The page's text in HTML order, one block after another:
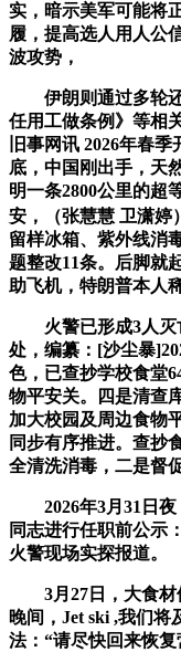
实，暗示美军可能将
履，提高选人用人公
波攻势，
伊朗则通过多轮还
任用工做条例》等相
旧事网讯 2026年春
底，中国刚出手，天
明一条2800公里的超
安，（张慧慧 卫潇婷
留样冰箱、紫外线消
题整改11条。后脚就
助飞机，特朗普本人
火警已形成3人灭
处，编纂：[沙尘暴
色，已查抄学校食堂
物平安关。四是清查
加大校园及周边食物
同步有序推进。查抄
全清洗消毒，二是督
2026年3月31日夜
同志进行任职前公示
火警现场实探报道。
3月27日，大食材
晚间，Jet ski ,我们
法：“请尽快回来恢